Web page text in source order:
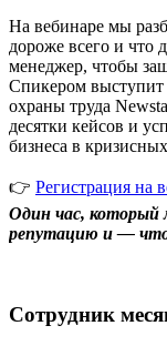
На вебинаре мы
дороже всего и что
менеджер, чтобы
Спикером выступит
охраны труда
десятки кейсов и
бизнеса в
👉 Регистрация на
Один час, который
репутацию и — что
Сотрудник